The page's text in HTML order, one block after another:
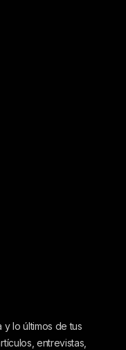
lo últimos de tus
entrevistas,